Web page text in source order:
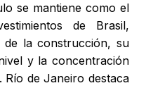
se mantiene como el
de Brasil,
de la construcción, su
y la concentración
Río de Janeiro destaca